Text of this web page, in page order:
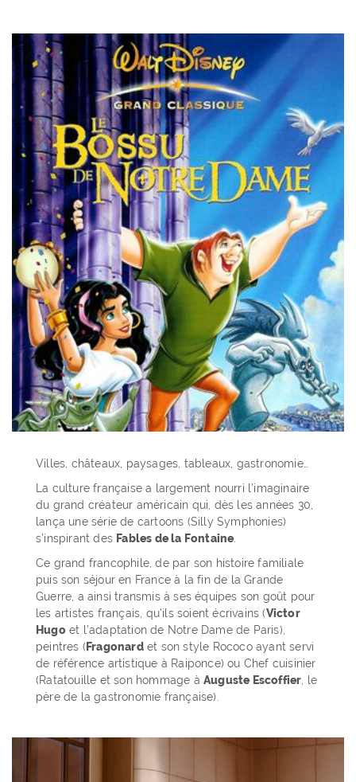
Villes, châteaux, paysages, tableaux, gastronomie…
La culture française a largement nourri l’imaginaire
du grand créateur américain qui, dès les années 30,
lança une série de cartoons (Silly Symphonies)
s’inspirant des Fables de la Fontaine.
Ce grand francophile, de par son histoire familiale
puis son séjour en France à la fin de la Grande
Guerre, a ainsi transmis à ses équipes son goût pour
les artistes français, qu’ils soient écrivains (Victor
Hugoet l’adaptation de Notre Dame de Paris),
peintres ( Fragonardet son style Rococo ayant servi
de référence artistique à Raiponce) ou Chef cuisinier
(Ratatouille et son hommage à Auguste Escoffier , le
père de la gastronomie française).